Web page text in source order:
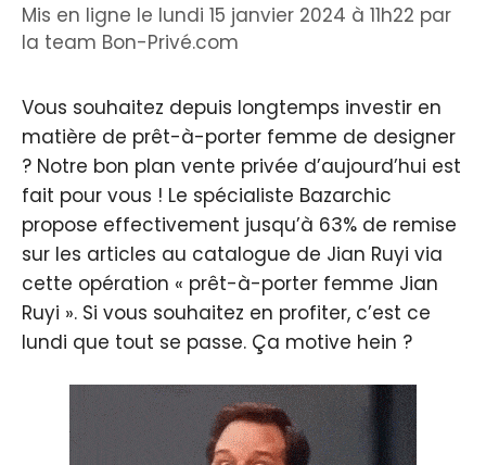
Mis en ligne le lundi 15 janvier 2024 à 11h22 par
la team Bon-Privé.com
Vous souhaitez depuis longtemps investir en
matière de prêt-à-porter femme de designer
? Notre bon plan vente privée d’aujourd’hui est
fait pour vous ! Le spécialiste Bazarchic
propose effectivement jusqu’à 63% de remise
sur les articles au catalogue de Jian Ruyi via
cette opération « prêt-à-porter femme Jian
Ruyi ». Si vous souhaitez en profiter, c’est ce
lundi que tout se passe. Ça motive hein ?